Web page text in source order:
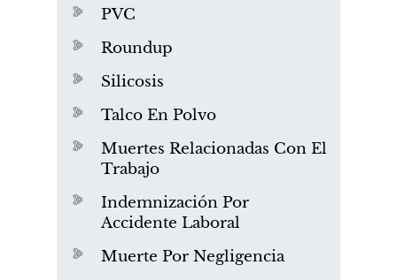
PVC
Roundup
Silicosis
Talco En Polvo
Muertes Relacionadas Con El
Trabajo
Indemnización Por
Accidente Laboral
Muerte Por Negligencia